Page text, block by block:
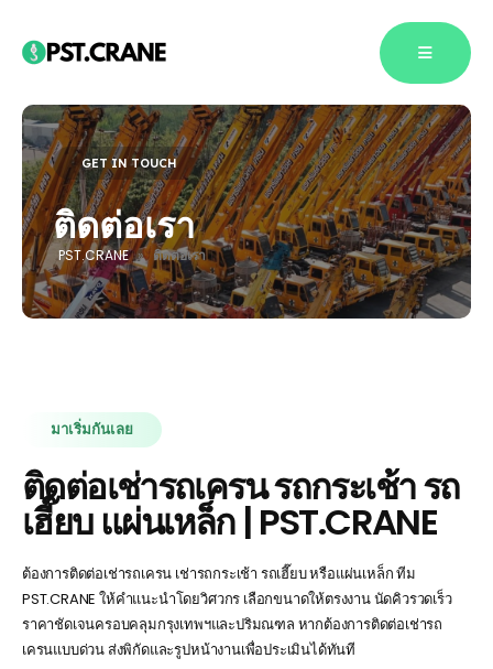
GET IN TOUCH
ติดต่อเรา
PST.CRANE » ติดต่อเรา
มาเริ่มกันเลย
ติดต่อเช่ารถเครน รถกระเช้า รถ
เฮี๊ยบ แผ่นเหล็ก | PST.CRANE
ต้องการติดต่อเช่ารถเครน เช่ารถกระเช้า รถเฮี๊ยบ หรือแผ่นเหล็ก ทีม
PST.CRANE ให้คำแนะนำโดยวิศวกร เลือกขนาดให้ตรงงาน นัดคิวรวดเร็ว
ราคาชัดเจนครอบคลุมกรุงเทพฯและปริมณฑล หากต้องการติดต่อเช่ารถ
เครนแบบด่วน ส่งพิกัดและรูปหน้างานเพื่อประเมินได้ทันที